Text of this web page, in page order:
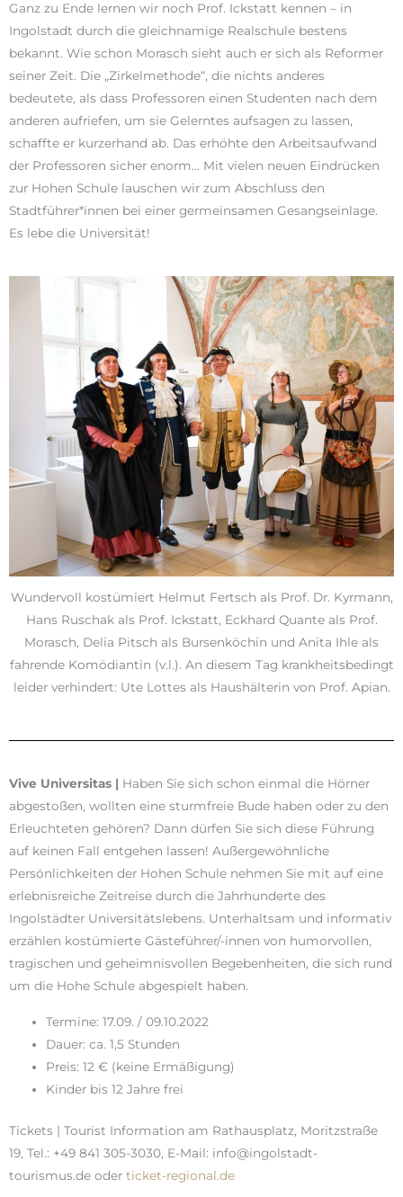
Ganz zu Ende lernen wir noch Prof. Ickstatt kennen – in
Ingolstadt durch die gleichnamige Realschule bestens
bekannt. Wie schon Morasch sieht auch er sich als Reformer
seiner Zeit. Die „Zirkelmethode“, die nichts anderes
bedeutete, als dass Professoren einen Studenten nach dem
anderen aufriefen, um sie Gelerntes aufsagen zu lassen,
schaffte er kurzerhand ab. Das erhöhte den Arbeitsaufwand
der Professoren sicher enorm… Mit vielen neuen Eindrücken
zur Hohen Schule lauschen wir zum Abschluss den
Stadtführer*innen bei einer germeinsamen Gesangseinlage.
Es lebe die Universität!
Wundervoll kostümiert Helmut Fertsch als Prof. Dr. Kyrmann,
Hans Ruschak als Prof. Ickstatt, Eckhard Quante als Prof.
Morasch, Delia Pitsch als Bursenköchin und Anita Ihle als
fahrende Komödiantin (v.l.). An diesem Tag krankheitsbedingt
leider verhindert: Ute Lottes als Haushälterin von Prof. Apian.
Vive Universitas | Haben Sie sich schon einmal die Hörner
abgestoßen, wollten eine sturmfreie Bude haben oder zu den
Erleuchteten gehören? Dann dürfen Sie sich diese Führung
auf keinen Fall entgehen lassen! Außergewöhnliche
Persönlichkeiten der Hohen Schule nehmen Sie mit auf eine
erlebnisreiche Zeitreise durch die Jahrhunderte des
Ingolstädter Universitätslebens. Unterhaltsam und informativ
erzählen kostümierte Gästeführer/-innen von humorvollen,
tragischen und geheimnisvollen Begebenheiten, die sich rund
um die Hohe Schule abgespielt haben.
Termine: 17.09. / 09.10.2022
Dauer: ca. 1,5 Stunden
Preis: 12 € (keine Ermäßigung)
Kinder bis 12 Jahre frei
Tickets | Tourist Information am Rathausplatz, Moritzstraße
19, Tel.: +49 841 305-3030, E-Mail: info@ingolstadt-
tourismus.de oder ticket-regional.de